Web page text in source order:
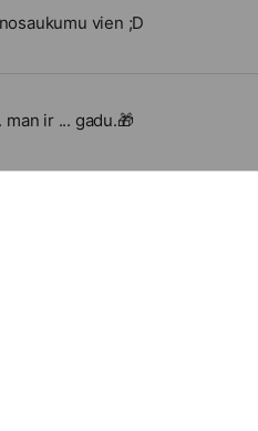
vien ;D
nezināju ko lai rakstīt. man ir ... gadu.🎁